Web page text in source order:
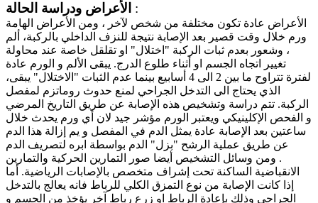
الأعراض ودراسة الحالة :
الأعراض عادة تكون مختلفة من شخص لآخر ، ومن الأعراض الهامة
ورم خلال وقت قصير بعد الإصابة نتيجة للنزف الداخلي بالركبة، ألم
، وشعور بعدم ثبات الركبة "اختلال" او تقلقل خاصة عند محاولة
تغيير اتجاه الجسم او أثناء طلوع الدرج. يبقى الألم و الورم عادة
لفترة تتراوح ما بين 2 الى 4 أسابيع بينما عدم الثبات "الاختلال" يبقى،
الذي يحتاج الى التدخل الجراحي لمنع حدوث روماتزم لمفصل
الركبة. تتم دراسة وتشخيص هذه الإصابة عن طريق التاريخ المرضي
و الفحص الإكلينيكي ويعتبر الورم مؤشر جيد لان أي ورم يحدث خلال
ساعتين بعد الإصابة عادة يمثل الدم في المفصل و يم إزالة هذا الدم
عن طريق عملية الرشح "بزل" الدم بواسطة ابره لتصريف الدم
. ومن وسائل التشخيص أيضا صور التمارين الحركية والتمارين
الانقباضية الساكنة تحت إشراف متخصص بالإصابات الرياضية. أما
إذا كانت الإصابة من نوع التمزق الكلي للرباط فانه يعالج بالتدخل
الجراحي وذلك بإعادة الرباط او زرع رباط آخر يؤخذ من الجسم و